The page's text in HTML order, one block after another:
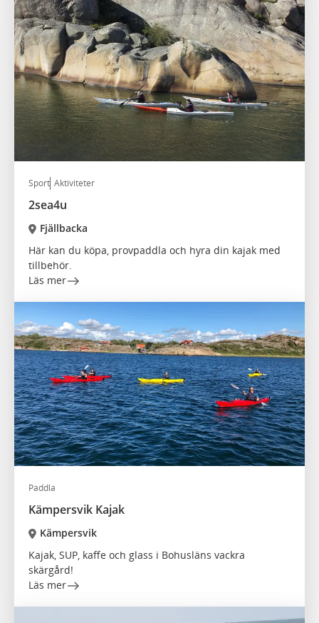
Sport Aktiviteter
2sea4u
Fjällbacka
Här kan du köpa, provpaddla och hyra din kajak med
tillbehör.
Läs mer
Paddla
Kämpersvik Kajak
Kämpersvik
Kajak, SUP, kaffe och glass i Bohusläns vackra
skärgård!
Läs mer